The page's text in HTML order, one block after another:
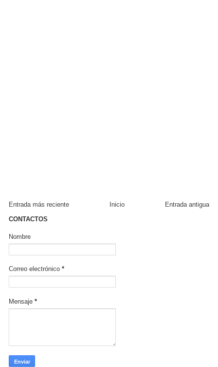
Entrada más reciente Entrada antigua
Inicio
CONTACTOS
Nombre
Correo electrónico *
Mensaje *